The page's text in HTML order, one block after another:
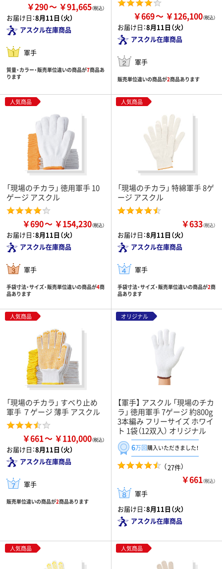
￥290 ￥91,665
お届け日：8月11日（火）
アスクル在庫商品
軍手
質量・カラー・販売単位違いの商品が7商品あ
ります
￥669 ￥126,100
お届け日：8月11日（火）
アスクル在庫商品
軍手
販売単位違いの商品が2商品あります
人気商品
「現場のチカラ」 徳用軍手 10
ゲージ アスクル
￥690 ￥154,230
お届け日：8月11日（火）
アスクル在庫商品
軍手
手袋寸法・サイズ・販売単位違いの商品が4商
品あります
人気商品
「現場のチカラ」 特綿軍手 8ゲ
ージ アスクル
￥633（税込）
お届け日：8月11日（火）
アスクル在庫商品
軍手
手袋寸法・サイズ・販売単位違いの商品が2商
品あります
人気商品
「現場のチカラ」 すべり止め
軍手 ７ゲージ 薄手 アスクル
￥661 ￥110,000
お届け日：8月11日（火）
アスクル在庫商品
軍手
販売単位違いの商品が2商品あります
オリジナル
【軍手】 アスクル 「現場のチカ
ラ」 徳用軍手 7ゲージ 約800g
3本編み フリーサイズ ホワイ
ト 1袋（12双入） オリジナル
6万回購入いただきました！
（27件）
￥661（税込）
軍手
お届け日：8月11日（火）
アスクル在庫商品
人気商品 人気商品